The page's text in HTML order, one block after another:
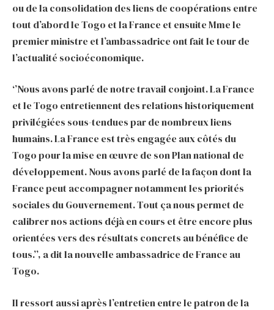
ou de la consolidation des liens de coopérations entre
tout d’abord le Togo et la France et ensuite Mme le
premier ministre et l’ambassadrice ont fait le tour de
l’actualité socioéconomique.
‘’Nous avons parlé de notre travail conjoint. La France
et le Togo entretiennent des relations historiquement
privilégiées sous-tendues par de nombreux liens
humains. La France est très engagée aux côtés du
Togo pour la mise en œuvre de son Plan national de
développement. Nous avons parlé de la façon dont la
France peut accompagner notamment les priorités
sociales du Gouvernement. Tout ça nous permet de
calibrer nos actions déjà en cours et être encore plus
orientées vers des résultats concrets au bénéfice de
tous.’’, a dit la nouvelle ambassadrice de France au
Togo.
Il ressort aussi après l’entretien entre le patron de la